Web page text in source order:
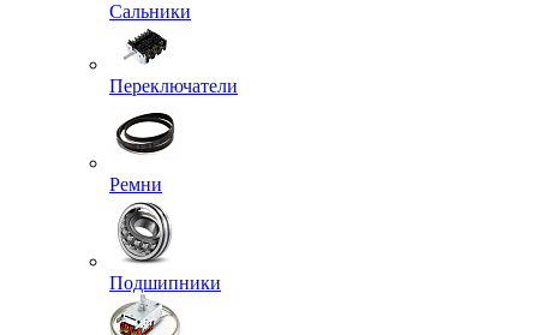
Сальники
Переключатели
Ремни
Подшипники